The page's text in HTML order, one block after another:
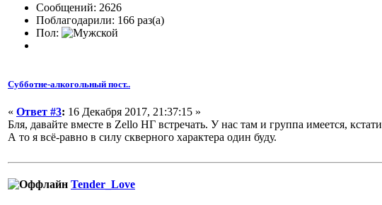
Сообщений: 2626
Поблагодарили: 166 раз(а)
Пол:
Субботне-алкогольный пост..
« Ответ #3: 16 Декабря 2017, 21:37:15 »
Бля, давайте вместе в Zello НГ встречать. У нас там и группа имеется, кстати
А то я всё-равно в силу скверного характера один буду.
Tender_Love